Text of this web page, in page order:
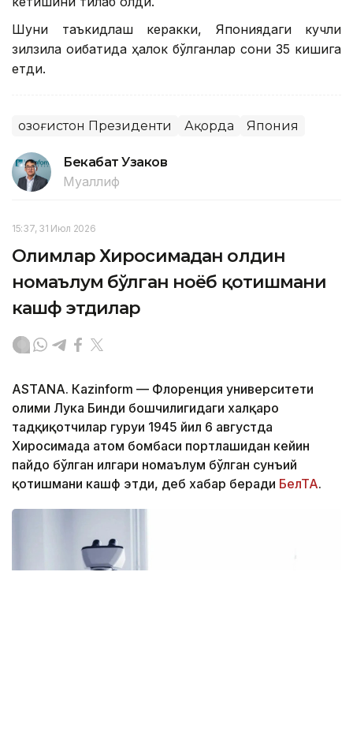
Шуни таъкидлаш керакки, Япониядаги кучли
зилзила оқибатида ҳалок бўлганлар сони 35 кишига
етди.
Қозоғистон Президенти Ақорда Япония
Бекабат Узаков
Муаллиф
15:37, 31 Июл 2026
Олимлар Хиросимадан олдин
номаълум бўлган ноёб қотишмани
кашф этдилар
ASTANА. Кazinform — Флоренция университети
олими Лука Бинди бошчилигидаги халқаро
тадқиқотчилар гуруҳи 1945 йил 6 августда
Хиросимада атом бомбаси портлашидан кейин
пайдо бўлган илгари номаълум бўлган сунъий
қотишмани кашф этди, деб хабар беради БелТА.